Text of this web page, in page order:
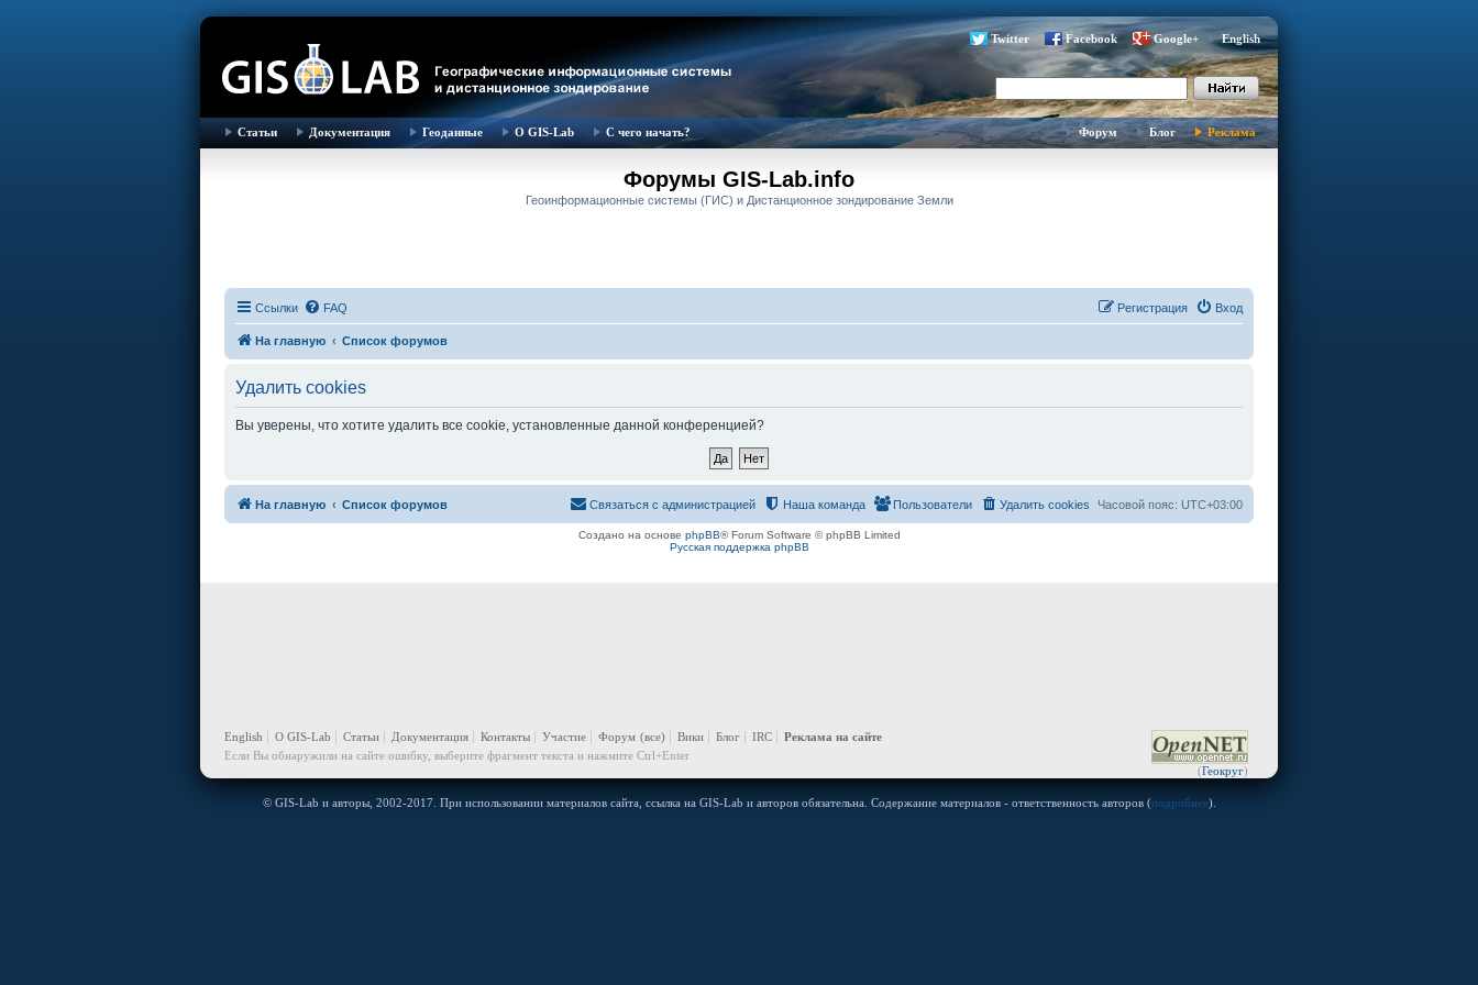
Twitter Facebook Google+ English
Статьи Документация Геоданные О GIS-Lab С чего начать? Форум Блог Реклама
Форумы GIS-Lab.info
Геоинформационные системы (ГИС) и Дистанционное зондирование Земли
Ссылки FAQ Вход
Регистрация
На главную Список форумов
Удалить cookies
Вы уверены, что хотите удалить все cookie, установленные данной конференцией?
На главную Список форумов Часовой пояс: UTC+03:00
Удалить cookies
Пользователи
Наша команда
Связаться с администрацией
Создано на основе phpBB® Forum Software © phpBB Limited
Русская поддержка phpBB
(Геокруг)
English О GIS-Lab Статьи Документация Контакты Участие Форум (все) Вики Блог IRC
Реклама на сайте
Если Вы обнаружили на сайте ошибку, выберите фрагмент текста и нажмите Ctrl+Enter
© GIS-Lab и авторы, 2002-2017. При использовании материалов сайта, ссылка на GIS-Lab и авторов обязательна. Содержание материалов - ответственность авторов (подробнее).